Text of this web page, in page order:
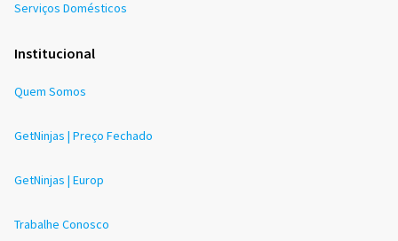
Serviços Domésticos
Institucional
Quem Somos
GetNinjas | Preço Fechado
GetNinjas | Europ
Trabalhe Conosco